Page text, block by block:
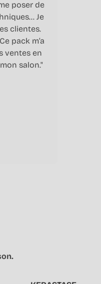
poser de
Je
clientes.
pack m’a
ventes en
salon."